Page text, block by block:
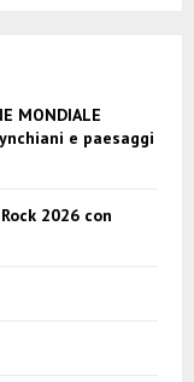
MONDIALE
e paesaggi
2026 con